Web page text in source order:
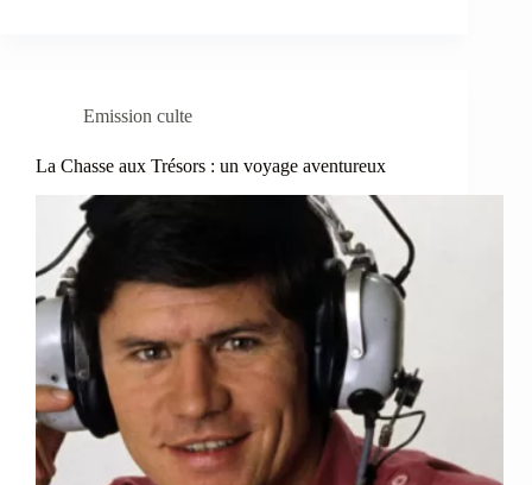
Emission culte
La Chasse aux Trésors : un voyage aventureux